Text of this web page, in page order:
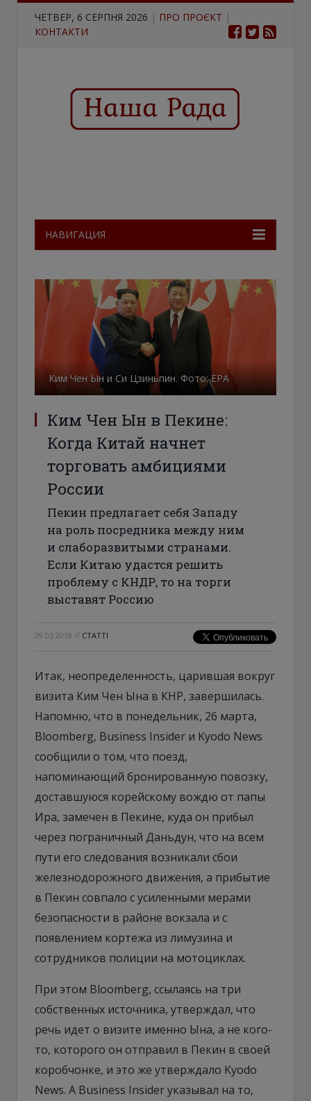
ЧЕТВЕР, 6 СЕРПНЯ 2026 | ПРО ПРОЄКТ |
КОНТАКТИ
НАВИГАЦИЯ
Ким Чен Ын и Си Цзиньпин. Фото: ЕРА
Ким Чен Ын в Пекине:
Когда Китай начнет
торговать амбициями
России
Пекин предлагает себя Западу
на роль посредника между ним
и слаборазвитыми странами.
Если Китаю удастся решить
проблему с КНДР, то на торги
выставят Россию
29.03.2018 // СТАТТІ
Итак, неопределенность, царившая вокруг
визита Ким Чен Ына в КНР, завершилась.
Напомню, что в понедельник, 26 марта,
Вloomberg, Business Insider и Kyodo News
сообщили о том, что поезд,
напоминающий бронированную повозку,
доставшуюся корейскому вождю от папы
Ира, замечен в Пекине, куда он прибыл
через пограничный Даньдун, что на всем
пути его следования возникали сбои
железнодорожного движения, а прибытие
в Пекин совпало с усиленными мерами
безопасности в районе вокзала и с
появлением кортежа из лимузина и
сотрудников полиции на мотоциклах.
При этом Bloomberg, ссылаясь на три
собственных источника, утверждал, что
речь идет о визите именно Ына, а не кого-
то, которого он отправил в Пекин в своей
коробчонке, и это же утверждало Kyodo
News. А Business Insider указывал на то,